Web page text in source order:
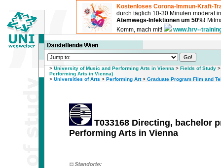
Kostenloses Corona-Immun-Kraft-
durch täglich 10-30 Minuten moderat
Atemwegs-Infektionen um 50%!
Komm, mach mit!
www.hrv--
> University of Music and Performing Arts in Vienna > Fields of Study
Performing Arts in Vienna)
> Universities of Arts > Performing Art> Graduate Program Film and
T033168 Directing, bachelor
Performing Arts in Vienna